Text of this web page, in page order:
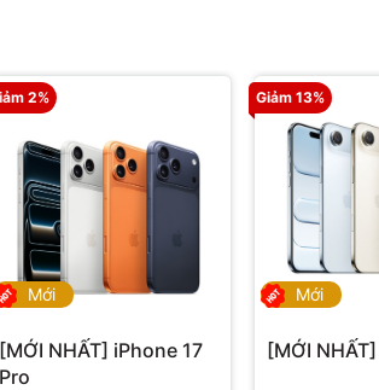
Mới
2%
[MỚI NHẤT] iPhone 17
Pro
Mới
Giảm 13%
[MỚI